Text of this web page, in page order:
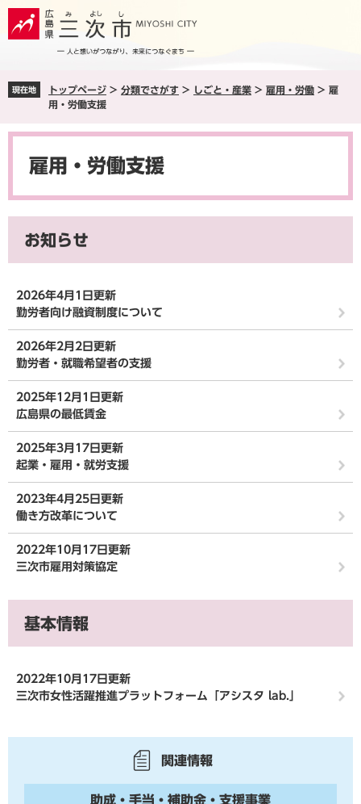
ペ
ジ
メ
ュ
現在地 トップページ > 分類でさがす > しごと・産業 > 雇用・労働 > 雇
用・労働支援
本
雇用・労働支援
お知らせ
2026年4月1日更新
勤労者向け融資制度について
2026年2月2日更新
勤労者・就職希望者の支援
2025年12月1日更新
広島県の最低賃金
2025年3月17日更新
起業・雇用・就労支援
2023年4月25日更新
働き方改革について
2022年10月17日更新
三次市雇用対策協定
基本情報
2022年10月17日更新
三次市女性活躍推進プラットフォーム「アシスタ lab.」
関連情報
助成・手当・補助金・支援事業